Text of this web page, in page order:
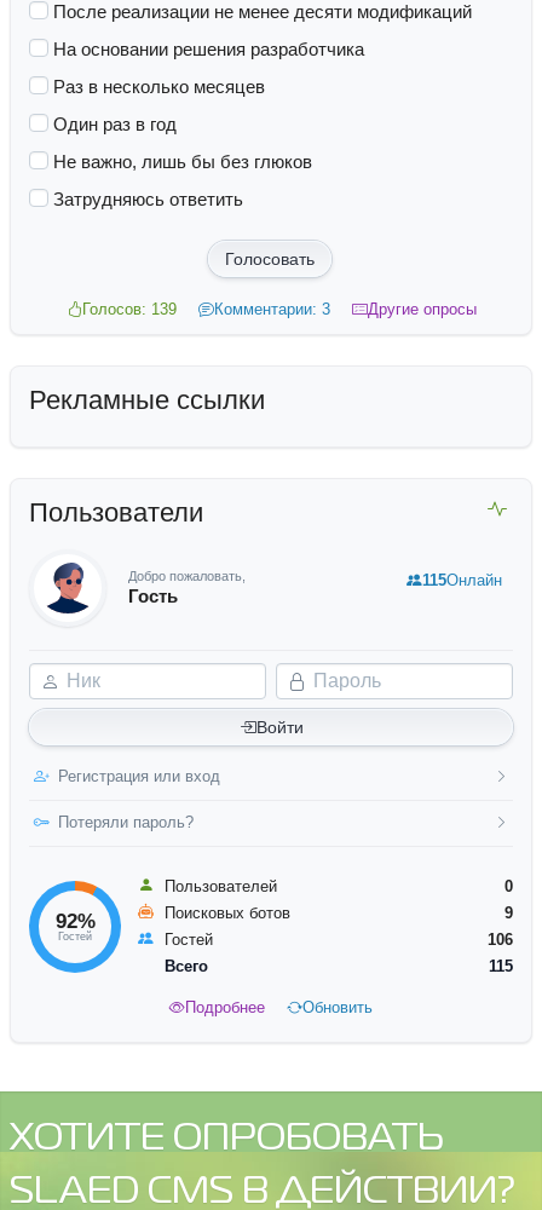
После реализации не менее десяти модификаций
На основании решения разработчика
Раз в несколько месяцев
Один раз в год
Не важно, лишь бы без глюков
Затрудняюсь ответить
Голосовать
Голосов: 139 Комментарии: 3 Другие опросы
Рекламные ссылки
Пользователи
Добро пожаловать,
Гость
Ник Пароль
Войти
Регистрация или вход
Потеряли пароль?
115Онлайн
92%
Гостей
Пользователей
0
Поисковых ботов
9
Гостей
106
Всего
115
Подробнее Обновить
ХОТИТЕ ОПРОБОВАТЬ
SLAED CMS В ДЕЙСТВИИ?